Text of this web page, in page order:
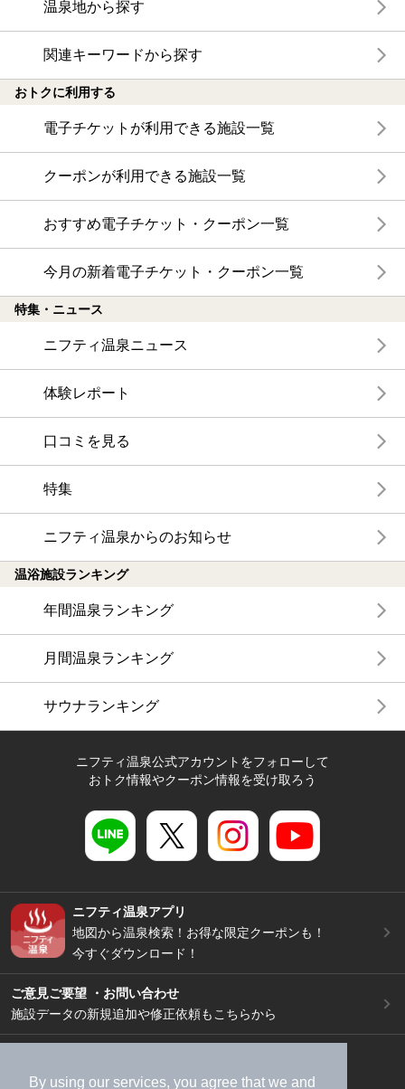
By using our services, you agree that we and
温泉地から探す
関連キーワードから探す
おトクに利用する
電子チケットが利用できる施設一覧
クーポンが利用できる施設一覧
おすすめ電子チケット・クーポン一覧
今月の新着電子チケット・クーポン一覧
特集・ニュース
ニフティ温泉ニュース
体験レポート
口コミを見る
特集
ニフティ温泉からのお知らせ
温浴施設ランキング
年間温泉ランキング
月間温泉ランキング
サウナランキング
ニフティ温泉公式アカウントをフォローして
おトク情報やクーポン情報を受け取ろう
ニフティ温泉アプリ
地図から温泉検索！お得な限定クーポンも！
今すぐダウンロード！
ご意見ご要望 ・お問い合わせ
施設データの新規追加や修正依頼もこちらから
加盟店募集（資料請求）
広告出稿のご案内